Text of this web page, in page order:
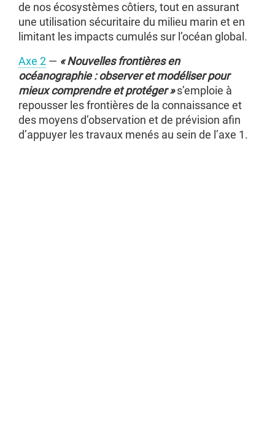
de nos écosystèmes côtiers, tout en assurant
une utilisation sécuritaire du milieu marin et en
limitant les impacts cumulés sur l’océan global.
Axe 2 — « Nouvelles frontières en
océanographie : observer et modéliser pour
mieux comprendre et protéger»s’emploie à
repousser les frontières de la connaissance et
des moyens d’observation et de prévision afin
d’appuyer les travaux menés au sein de l’axe 1.